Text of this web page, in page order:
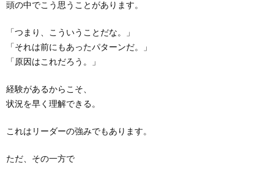
頭の中でこう思うことがあります。
「つまり、こういうことだな。」
「それは前にもあったパターンだ。」
「原因はこれだろう。」
経験があるからこそ、
状況を早く理解できる。
これはリーダーの強みでもあります。
ただ、その一方で